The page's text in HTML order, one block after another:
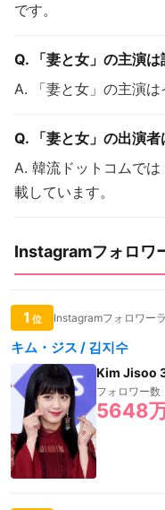
です。
Q. 「妻と女」の主演は
A. 「妻と女」の主演は
Q. 「妻と女」の出演
A. 韓流ドットコムで
載しています。
Instagramフォロワ
1 位 Instagramフォロワー
キム・ジス / 김지수
Kim Jisoo
フォロワー数
5648